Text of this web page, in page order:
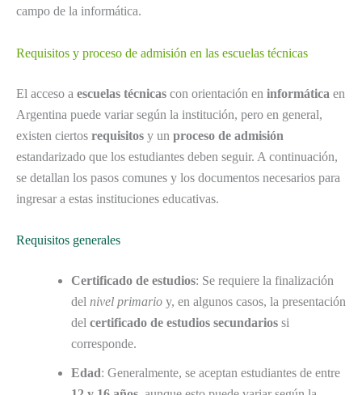
campo de la informática.
Requisitos y proceso de admisión en las escuelas técnicas
El acceso a escuelas técnicas con orientación en informática en
Argentina puede variar según la institución, pero en general,
existen ciertos requisitos y un proceso de admisión
estandarizado que los estudiantes deben seguir. A continuación,
se detallan los pasos comunes y los documentos necesarios para
ingresar a estas instituciones educativas.
Requisitos generales
Certificado de estudios: Se requiere la finalización
del nivel primario y, en algunos casos, la presentación
del certificado de estudios secundarios si
corresponde.
Edad: Generalmente, se aceptan estudiantes de entre